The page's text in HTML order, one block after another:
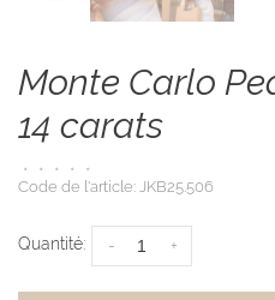
Monte Carlo
14 carats
• • • •
•
Code de l'article: JKB25.506
Quantité: +
-